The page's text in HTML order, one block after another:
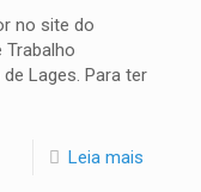
no site do
Trabalho
Lages. Para ter
Leia mais